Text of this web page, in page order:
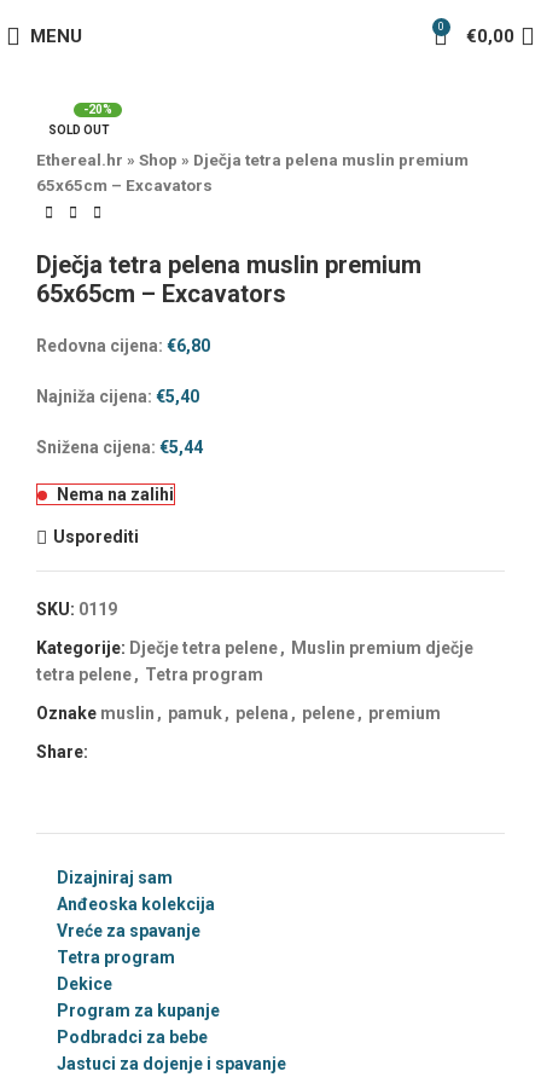
MENU 0 €0,00
-20%
SOLD OUT
Ethereal.hr » Shop » Dječja tetra pelena muslin premium
65x65cm – Excavators
Dječja tetra pelena muslin premium
65x65cm – Excavators
Redovna cijena: €6,80
Najniža cijena: €5,40
Snižena cijena: €5,44
Nema na zalihi
Usporediti
SKU: 0119
Kategorije: Dječje tetra pelene, Muslin premium dječje
tetra pelene, Tetra program
Oznake muslin , pamuk, pelena , pelene, premium
Share:
Dizajniraj sam
Anđeoska kolekcija
Vreće za spavanje
Tetra program
Dekice
Program za kupanje
Podbradci za bebe
Jastuci za dojenje i spavanje